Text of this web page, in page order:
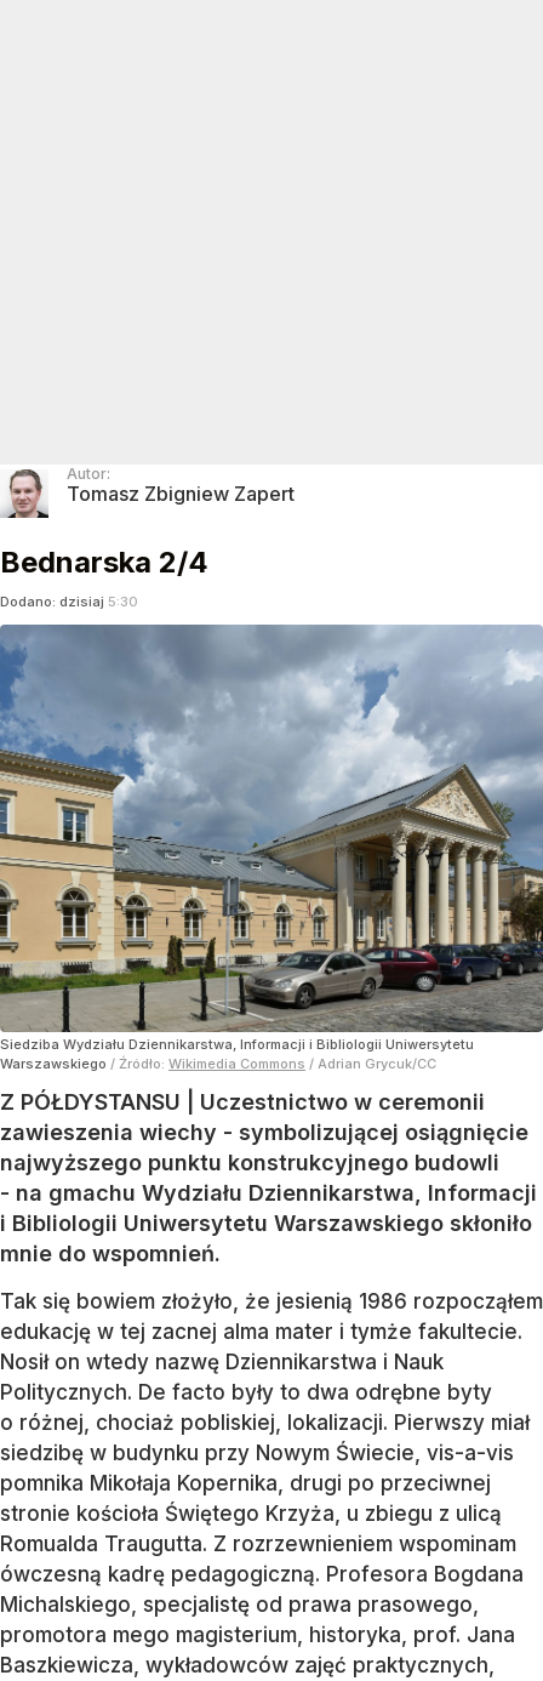
Autor:
Tomasz Zbigniew Zapert
Bednarska 2/4
Dodano: dzisiaj 5:30
Siedziba Wydziału Dziennikarstwa, Informacji i Bibliologii Uniwersytetu
Warszawskiego / Źródło: Wikimedia Commons / Adrian Grycuk/CC
Z PÓŁDYSTANSU | Uczestnictwo w ceremonii
zawieszenia wiechy - symbolizującej osiągnięcie
najwyższego punktu konstrukcyjnego budowli
- na gmachu Wydziału Dziennikarstwa, Informacji
i Bibliologii Uniwersytetu Warszawskiego skłoniło
mnie do wspomnień.
Tak się bowiem złożyło, że jesienią 1986 rozpocząłem
edukację w tej zacnej alma mater i tymże fakultecie.
Nosił on wtedy nazwę Dziennikarstwa i Nauk
Politycznych. De facto były to dwa odrębne byty
o różnej, chociaż pobliskiej, lokalizacji. Pierwszy miał
siedzibę w budynku przy Nowym Świecie, vis-a-vis
pomnika Mikołaja Kopernika, drugi po przeciwnej
stronie kościoła Świętego Krzyża, u zbiegu z ulicą
Romualda Traugutta. Z rozrzewnieniem wspominam
ówczesną kadrę pedagogiczną. Profesora Bogdana
Michalskiego, specjalistę od prawa prasowego,
promotora mego magisterium, historyka, prof. Jana
Baszkiewicza, wykładowców zajęć praktycznych,